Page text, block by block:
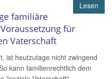
Lesen
familiäre
für
Vaterschaft
ist heutzutage nicht zwingend
kann familienrechtlich dem